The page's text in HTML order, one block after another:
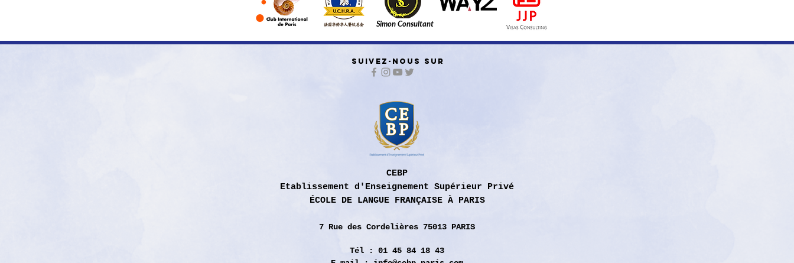
Simon Consultant
SUIVEZ-NOUS SUR
CEBP
Etablissement d'Enseignement Supérieur Privé
ÉCOLE DE LANGUE FRANÇAISE À PARIS
7 Rue des Cordelières 75013 PARIS
Tél : 01 45 84 18 43